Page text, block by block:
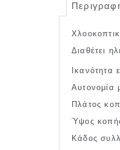
Διαθέτει
Ικανότητα
Αυτονομία
Πλάτος
Ύψος
Κάδος